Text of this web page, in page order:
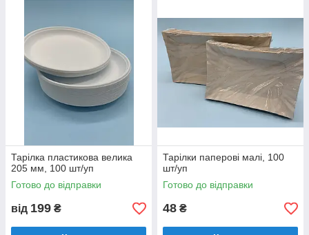
Тарілка пластикова велика
205 мм, 100 шт/уп
Готово до відправки
від 199 ₴
Тарілки паперові малі, 100
шт/уп
Готово до відправки
48 ₴